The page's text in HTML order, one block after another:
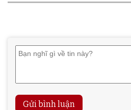
Gửi bình luận